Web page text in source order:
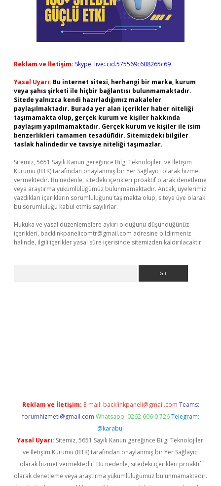
Reklam ve İletişim: Skype: live:.cid.575569c608265c69
Yasal Uyarı: Bu internet sitesi, herhangi bir marka, kurum
veya şahıs şirketi ile hiçbir bağlantısı bulunmamaktadır.
Sitede yalnızca kendi hazırladığımız makaleler
paylaşılmaktadır. Burada yer alan içerikler haber niteliği
taşımamakta olup, gerçek kurum ve kişiler hakkında
paylaşım yapılmamaktadır. Gerçek kurum ve kişiler ile isim
benzerlikleri tamamen tesadüfidir. Sitemizdeki bilgiler
taslak halindedir ve tavsiye niteliği taşımazlar.
Sitemiz, 5651 Sayılı Kanun gereğince Bilgi Teknolojileri ve İletişim
Kurumu (BTK) tarafından onaylanmış bir Yer Sağlayıcı olarak hizmet
vermektedir. Bu nedenle, sitedeki içerikleri proaktif olarak denetleme
veya araştırma yükümlülüğümüz bulunmamaktadır. Ancak, üyelerimiz
yazdıkları içeriklerin sorumluluğunu taşımakta olup, siteye üye olarak
bu sorumluluğu kabul etmiş sayılırlar.
Hukuka ve yasal düzenlemelere aykırı olduğunu düşündüğünüz
içerikleri, backlinkpanelicomtr@gmail.com adresine bildirmeniz
halinde, ilgili içerikler yasal süre içerisinde sitemizden kaldırılacaktır.
Reklam ve İletişim: E-mail: backlinkpaneli@gmail.com Teams:
forumhizmeti@gmail.com Whatsapp: 0262 606 0 726 Telegram:
@karabul
Yasal Uyarı: Sitemiz, 5651 Sayılı Kanun gereğince Bilgi Teknolojileri
ve İletişim Kurumu (BTK) tarafından onaylanmış bir Yer Sağlayıcı
olarak hizmet vermektedir. Bu nedenle, sitedeki içerikleri proaktif
olarak denetleme veya araştırma yükümlülüğümüz bulunmamaktadır.